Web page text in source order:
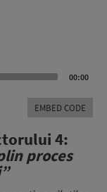
00:00
EMBED CODE
4:
proces